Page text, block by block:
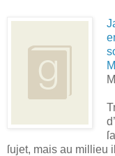
ſujet, mais au millieu